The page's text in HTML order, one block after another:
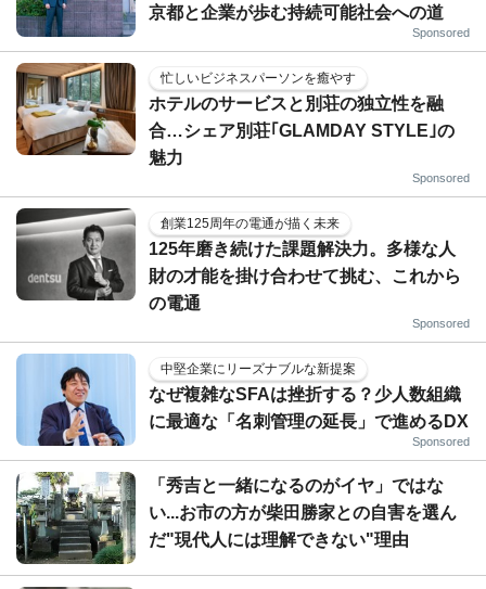
京都と企業が歩む持続可能社会への道
Sponsored
忙しいビジネスパーソンを癒やす
ホテルのサービスと別荘の独立性を融
合…シェア別荘｢GLAMDAY STYLE｣の
魅力
Sponsored
創業125周年の電通が描く未来
125年磨き続けた課題解決力。多様な人
財の才能を掛け合わせて挑む、これから
の電通
Sponsored
中堅企業にリーズナブルな新提案
なぜ複雑なSFAは挫折する？少人数組織
に最適な「名刺管理の延長」で進めるDX
Sponsored
「秀吉と一緒になるのがイヤ」ではな
い...お市の方が柴田勝家との自害を選ん
だ"現代人には理解できない"理由